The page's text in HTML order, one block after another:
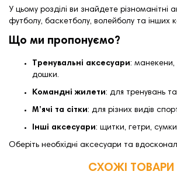
У цьому розділі ви знайдете різноманітні
футболу, баскетболу, волейболу та інших
Що ми пропонуємо?
Тренувальні аксесуари: манекени,
дошки.
Командні жилети: для тренувань
М’ячі та сітки: для різних видів
Інші аксесуари: щитки, гетри,
Оберіть необхідні аксесуари та
СХОЖІ ТОВАРИ